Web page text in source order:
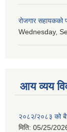
रोजगार सहायकको
Wednesday,
आय व्यय
२०८२/२०८३ को
मिति: 05/25/